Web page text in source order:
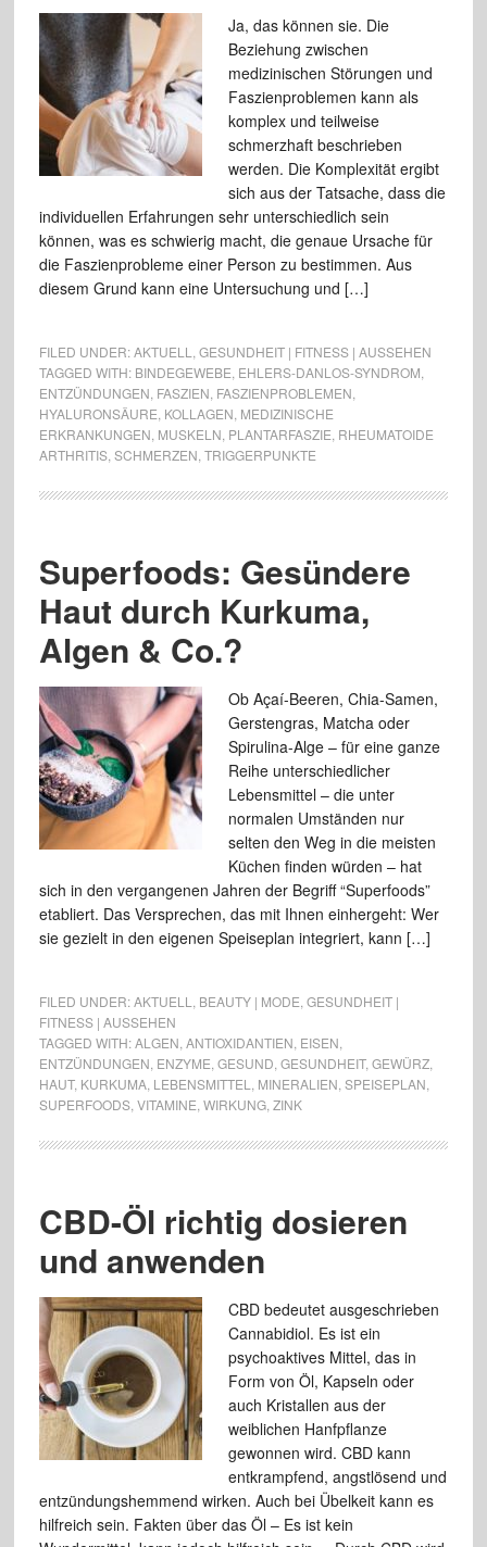
Ja, das können sie. Die
Beziehung zwischen
medizinischen Störungen und
Faszienproblemen kann als
komplex und teilweise
schmerzhaft beschrieben
werden. Die Komplexität ergibt
sich aus der Tatsache, dass die
individuellen Erfahrungen sehr unterschiedlich sein
können, was es schwierig macht, die genaue Ursache für
die Faszienprobleme einer Person zu bestimmen. Aus
diesem Grund kann eine Untersuchung und […]
FILED UNDER:AKTUELL
GESUNDHEIT | FITNESS | AUSSEHEN
TAGGED WITH: BINDEGEWEBE EHLERS-DANLOS-SYNDROM
ENTZÜNDUNGEN FASZIEN FASZIENPROBLEMEN
HYALURONSÄURE KOLLAGEN MEDIZINISCHE
ERKRANKUNGEN MUSKELN PLANTARFASZIE RHEUMATOIDE
ARTHRITIS, SCHMERZEN TRIGGERPUNKTE
Superfoods: Gesündere
Haut durch Kurkuma,
Algen & Co.?
Ob Açaí-Beeren, Chia-Samen,
Gerstengras, Matcha oder
Spirulina-Alge – für eine ganze
Reihe unterschiedlicher
Lebensmittel – die unter
normalen Umständen nur
selten den Weg in die meisten
Küchen finden würden – hat
sich in den vergangenen Jahren der Begriff “Superfoods”
etabliert. Das Versprechen, das mit Ihnen einhergeht: Wer
sie gezielt in den eigenen Speiseplan integriert, kann […]
FILED UNDER:AKTUELL BEAUTY | MODE GESUNDHEIT |
FITNESS | AUSSEHEN
TAGGED WITH:ALGEN ANTIOXIDANTIEN EISEN
ENTZÜNDUNGEN ENZYME GESUND GESUNDHEIT, GEWÜRZ,
HAUT, KURKUMA, LEBENSMITTEL MINERALIEN SPEISEPLAN
SUPERFOODS, VITAMINE WIRKUNG, ZINK
CBD-Öl richtig dosieren
und anwenden
CBD bedeutet ausgeschrieben
Cannabidiol. Es ist ein
psychoaktives Mittel, das in
Form von Öl, Kapseln oder
auch Kristallen aus der
weiblichen Hanfpflanze
gewonnen wird. CBD kann
entkrampfend, angstlösend und
entzündungshemmend wirken. Auch bei Übelkeit kann es
hilfreich sein. Fakten über das Öl – Es ist kein